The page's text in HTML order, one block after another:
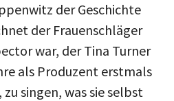
der Geschichte
der Frauenschläger
war, der Tina Turner
als Produzent erstmals
singen, was sie selbst